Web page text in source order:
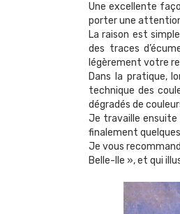
Une excellente
porter une
La raison est
des traces
légèrement votre
Dans la pratique,
technique des
dégradés de
Je travaille ensuite
finalement
Je vous
Belle-Ile », et qui